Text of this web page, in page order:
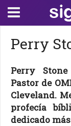
Perry
Perry
Pastor de
Cleveland.
profecía
dedicado